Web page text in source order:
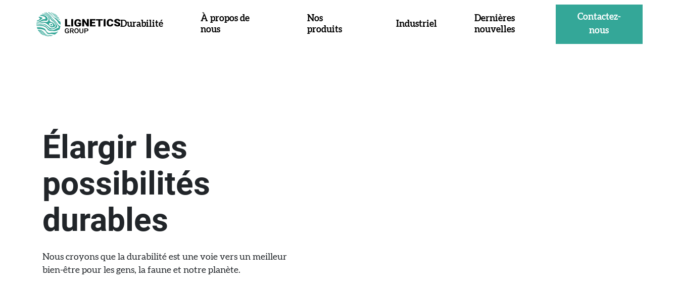
Durabilité
À propos de
nous
Nos
produits
Industriel
Dernières
nouvelles
Contactez-
nous
Élargir les
possibilités
durables
Nous croyons que la durabilité est une voie vers un meilleur
bien-être pour les gens, la faune et notre planète.